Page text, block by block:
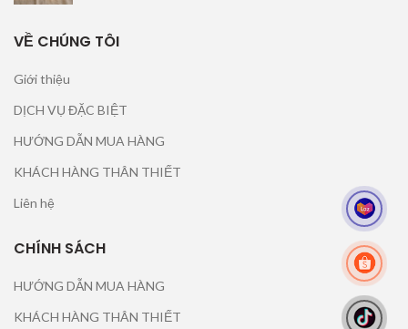
VỀ CHÚNG TÔI
Giới thiệu
DỊCH VỤ ĐẶC BIỆT
HƯỚNG DẪN MUA HÀNG
KHÁCH HÀNG THÂN THIẾT
Liên hệ
CHÍNH SÁCH
HƯỚNG DẪN MUA HÀNG
KHÁCH HÀNG THÂN THIẾT